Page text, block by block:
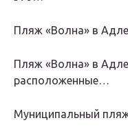
Пляж «Волна» в
Пляж «Волна» в
расположенные…
Муниципальный